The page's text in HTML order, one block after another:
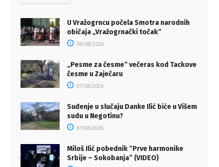
U Vražogrncu počela Smotra narodnih
običaja „Vražogrnački točak“
08/08/2026
„Pesme za česme“ večeras kod Tackove
česme u Zaječaru
07/08/2026
Suđenje u slučaju Danke Ilić biće u Višem
sudu u Negotinu?
07/08/2026
Miloš Ilić pobednik “Prve harmonike
Srbije – Sokobanja” (VIDEO)